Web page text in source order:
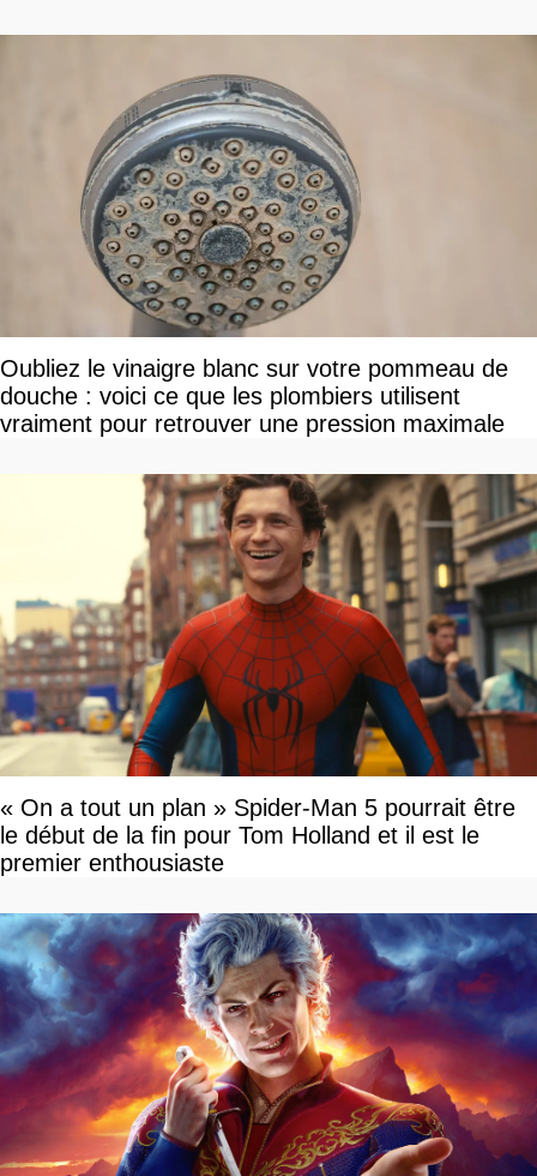
Oubliez le vinaigre blanc sur votre pommeau de
douche : voici ce que les plombiers utilisent
vraiment pour retrouver une pression maximale
« On a tout un plan » Spider-Man 5 pourrait être
le début de la fin pour Tom Holland et il est le
premier enthousiaste